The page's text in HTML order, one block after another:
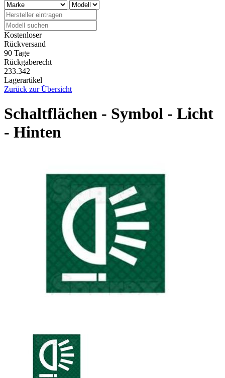
Kostenloser
Rückversand
90 Tage
Rückgaberecht
233.342
Lagerartikel
Zurück zur Übersicht
Schaltflächen - Symbol - Licht
- Hinten